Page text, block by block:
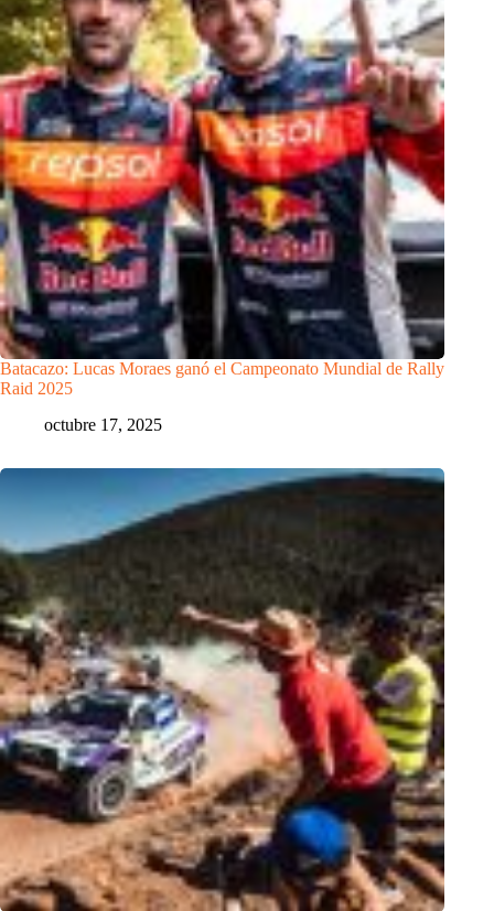
Batacazo: Lucas Moraes ganó el Campeonato Mundial de Rally
Raid 2025
octubre 17, 2025